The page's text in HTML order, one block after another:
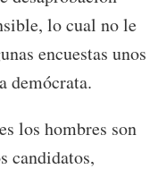
lo cual no le
encuestas unos
demócrata.
los hombres son
candidatos,